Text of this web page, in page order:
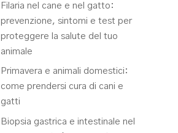
Filaria nel cane e nel gatto:
prevenzione, sintomi e test per
proteggere la salute del tuo
animale
Primavera e animali domestici:
come prendersi cura di cani e
gatti
Biopsia gastrica e intestinale nel